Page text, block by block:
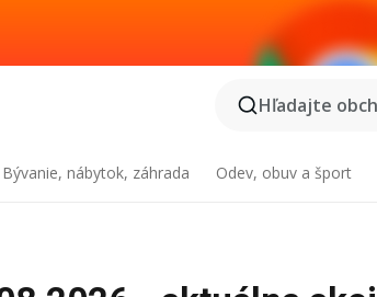
Hľadajte
Bývanie, nábytok, záhrada Odev, obuv a šport